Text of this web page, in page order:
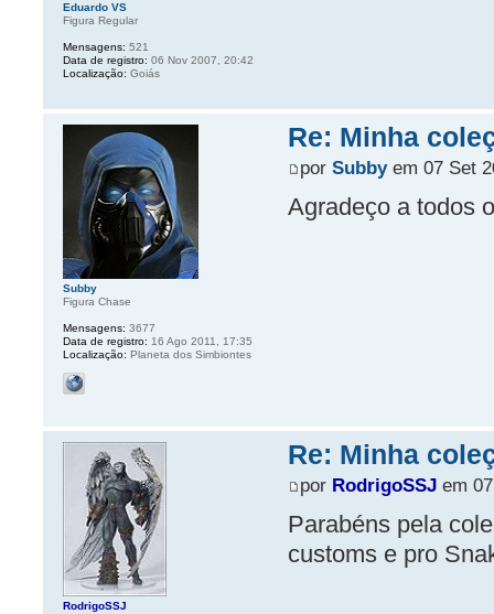
Eduardo VS
Figura Regular
Mensagens: 521
Data de registro: 06 Nov 2007, 20:42
Localização: Goiás
Re: Minha
por Subbyem 07 Set
Agradeço a todos
Subby
Figura Chase
Mensagens: 3677
Data de registro: 16 Ago 2011, 17:35
Localização: Planeta dos Simbiontes
Re: Minha
por RodrigoSSJem 07
Parabéns pela
customs e pro
RodrigoSSJ